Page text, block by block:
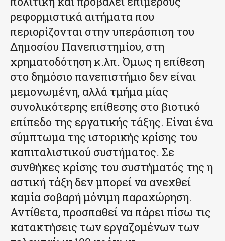
ρεφορμιστικά αιτήματα που
περιορίζονται στην υπεράσπιση του
Δημοσίου Πανεπιστημίου, στη
χρηματοδότηση κ.λπ. Όμως η επίθεση
στο δημόσιο πανεπιστήμιο δεν είναι
μεμονωμένη, αλλά τμήμα μίας
συνολικότερης επίθεσης στο βιοτικό
επίπεδο της εργατικής τάξης. Είναι ένα
σύμπτωμα της ιστορικής κρίσης του
καπιταλιστικού συστήματος. Σε
συνθήκες κρίσης του συστήματός της η
αστική τάξη δεν μπορεί να ανεχθεί
καμία σοβαρή μόνιμη παραχώρηση.
Αντίθετα, προσπαθεί να πάρει πίσω τις
κατακτήσεις των εργαζομένων των